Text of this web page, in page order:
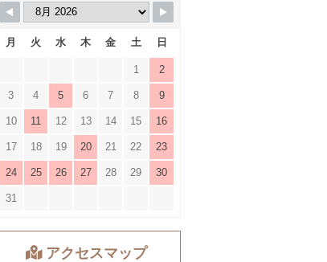
月 火 水 木 金 土 日
1 2
3 4 5 6 7 8 9
10 11 12 13 14 15 16
17 18 19 20 21 22 23
24 25 26 27 28 29 30
31
アクセスマップ